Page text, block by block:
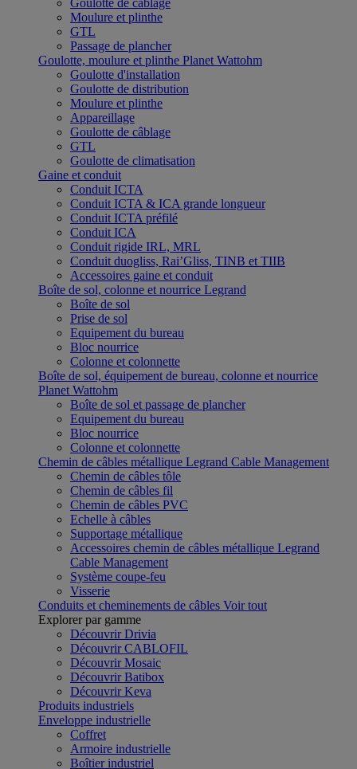
Goulotte de câblage
Moulure et plinthe
GTL
Passage de plancher
Goulotte, moulure et plinthe Planet Wattohm
Goulotte d'installation
Goulotte de distribution
Moulure et plinthe
Appareillage
Goulotte de câblage
GTL
Goulotte de climatisation
Gaine et conduit
Conduit ICTA
Conduit ICTA & ICA grande longueur
Conduit ICTA préfilé
Conduit ICA
Conduit rigide IRL, MRL
Conduit duogliss, Rai’Gliss, TINB et TIIB
Accessoires gaine et conduit
Boîte de sol, colonne et nourrice Legrand
Boîte de sol
Prise de sol
Equipement du bureau
Bloc nourrice
Colonne et colonnette
Boîte de sol, équipement de bureau, colonne et nourrice
Planet Wattohm
Boîte de sol et passage de plancher
Equipement du bureau
Bloc nourrice
Colonne et colonnette
Chemin de câbles métallique Legrand Cable Management
Chemin de câbles tôle
Chemin de câbles fil
Chemin de câbles PVC
Echelle à câbles
Supportage métallique
Accessoires chemin de câbles métallique Legrand
Cable Management
Système coupe-feu
Visserie
Conduits et cheminements de câbles Voir tout
Explorer par gamme
Découvrir Drivia
Découvrir CABLOFIL
Découvrir Mosaic
Découvrir Batibox
Découvrir Keva
Produits industriels
Enveloppe industrielle
Coffret
Armoire industrielle
Boîtier industriel